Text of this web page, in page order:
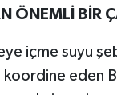
ÖNEMLİ BİR
içme suyu
eden